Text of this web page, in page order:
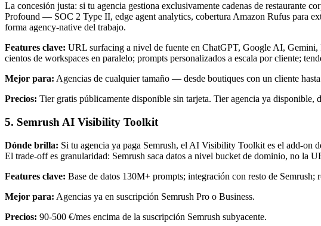
La concesión justa: si tu agencia gestiona exclusivamente cadenas de restaurante
Profound — SOC 2 Type II, edge agent analytics, cobertura Amazon Rufus para
forma agency-native del trabajo.
Features clave: URL surfacing a nivel de fuente en ChatGPT, Google AI, Gemini,
cientos de workspaces en paralelo; prompts personalizados a escala por cliente;
Mejor para: Agencias de cualquier tamaño — desde boutiques con un cliente
Precios: Tier gratis públicamente disponible sin tarjeta. Tier agencia ya disponible,
5. Semrush AI Visibility Toolkit
Dónde brilla: Si tu agencia ya paga Semrush, el AI Visibility Toolkit es el add-on
El trade-off es granularidad: Semrush saca datos a nivel bucket de dominio, no la
Features clave: Base de datos 130M+ prompts; integración con resto de
Mejor para: Agencias ya en suscripción Semrush Pro o Business.
Precios: 90-500 €/mes encima de la suscripción Semrush subyacente.